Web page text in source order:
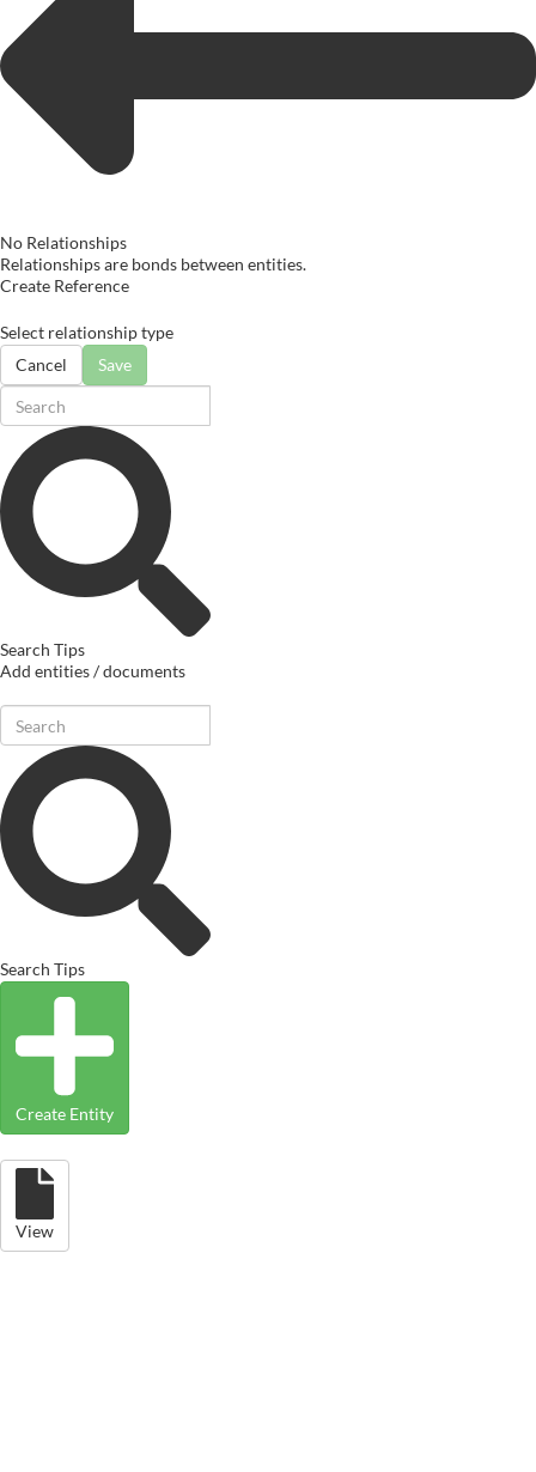
No Relationships
Relationships are bonds between entities.
Create Reference
Select relationship type
Cancel
Save
Search Tips
Add entities / documents
Search Tips
Create Entity
View